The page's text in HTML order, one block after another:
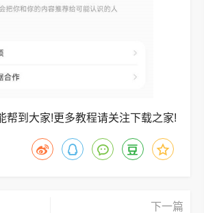
到大家!更多教程请关注下载之家!
下一篇